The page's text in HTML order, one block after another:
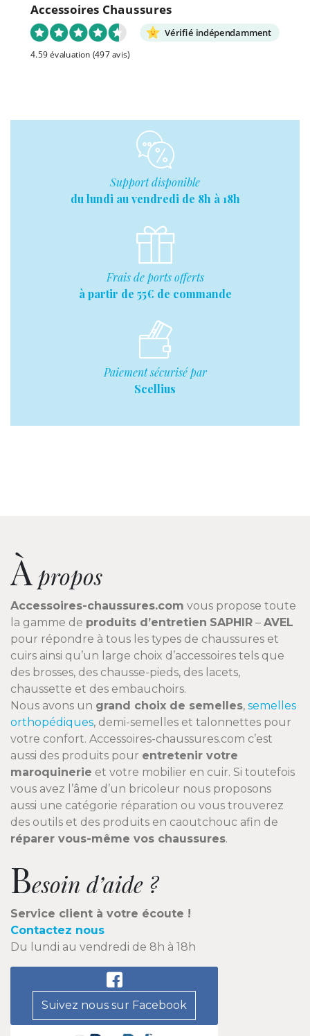
Accessoires Chaussures
Vérifié indépendamment
4.59 évaluation (497 avis)
Support disponible
du lundi au vendredi de 8h à 18h
Frais de ports offerts
à partir de 55€ de commande
Paiement sécurisé par
Scellius
À propos
Accessoires-chaussures.com vous propose toute
la gamme de produits d’entretien SAPHIR – AVEL
pour répondre à tous les types de chaussures et
cuirs ainsi qu’un large choix d’accessoires tels que
des brosses, des chausse-pieds, des lacets,
chaussette et des embauchoirs.
Nous avons un grand choix de semelles, semelles
orthopédiques, demi-semelles et talonnettes pour
votre confort. Accessoires-chaussures.com c’est
aussi des produits pour entretenir votre
maroquinerie et votre mobilier en cuir. Si toutefois
vous avez l’âme d’un bricoleur nous proposons
aussi une catégorie réparation ou vous trouverez
des outils et des produits en caoutchouc afin de
réparer vous-même vos chaussures.
Besoin d’aide ?
Service client à votre écoute !
Contactez nous
Du lundi au vendredi de 8h à 18h
Suivez nous sur Facebook